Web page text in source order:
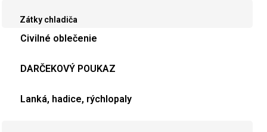
Zátky chladiča
Civilné oblečenie
DARČEKOVÝ POUKAZ
Lanká, hadice, rýchlopaly